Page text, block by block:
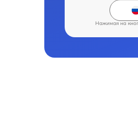
Нажимая на